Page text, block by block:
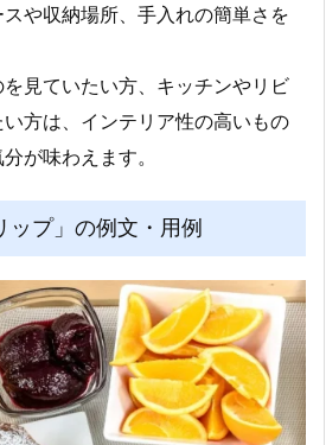
や収納場所、手入れの簡単さを
見ていたい方、キッチンやリビ
方は、インテリア性の高いもの
が味わえます。
ップ」の例文・用例